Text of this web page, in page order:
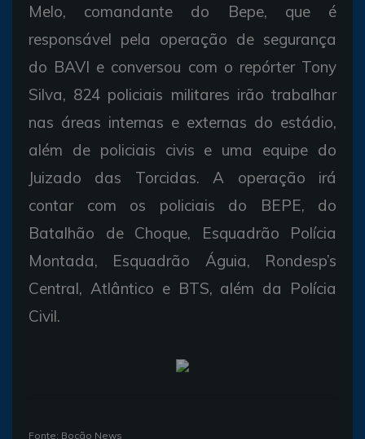
Melo, comandante do Bepe, que é
responsável pela operação de segurança
do BAVI e conversou com o repórter Tony
Silva, 824 policiais militares irão trabalhar
nas áreas internas e externas do estádio,
além de policiais civis e uma equipe do
Juizado das Torcidas. A operação irá
contar com os policiais do BEPE, do
Batalhão de Choque, Esquadrão Polícia
Montada, Esquadrão Águia, Rondesp’s
Central, Atlântico e BTS, além da Polícia
Civil.
Fonte: Bocão News